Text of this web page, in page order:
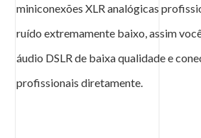
miniconexões XLR analógicas
ruído extremamente baixo, assim
áudio DSLR de baixa qualidade e
profissionais diretamente.